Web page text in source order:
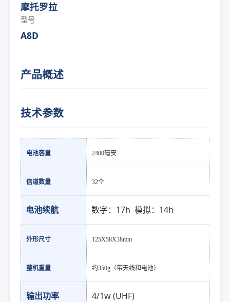
摩托罗拉
型号
A8D
产品概述
技术参数
电池容量 2400毫安
信道数量 32个
电池续航 数字：17h 模拟：14h
外形尺寸 125X58X38mm
整机重量 约350g（带天线和电池）
输出功率 4/1w (UHF)